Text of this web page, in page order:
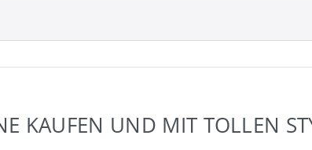
KAUFEN UND MIT TOLLEN